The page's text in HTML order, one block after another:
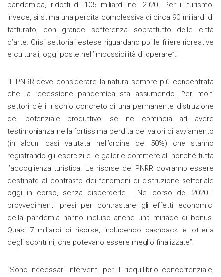
pandemica, ridotti di 105 miliardi nel 2020. Per il turismo,
invece, si stima una perdita complessiva di circa 90 miliardi di
fatturato, con grande sofferenza soprattutto delle città
d’arte. Crisi settoriali estese riguardano poi le filiere ricreative
e culturali, oggi poste nell’impossibilità di operare”.
“Il PNRR deve considerare la natura sempre più concentrata
che la recessione pandemica sta assumendo. Per molti
settori c’è il rischio concreto di una permanente distruzione
del potenziale produttivo: se ne comincia ad avere
testimonianza nella fortissima perdita dei valori di avviamento
(in alcuni casi valutata nell’ordine del 50%) che stanno
registrando gli esercizi e le gallerie commerciali nonché tutta
l’accoglienza turistica. Le risorse del PNRR dovranno essere
destinate al contrasto dei fenomeni di distruzione settoriale
oggi in corso, senza disperderle. Nel corso del 2020 i
provvedimenti presi per contrastare gli effetti economici
della pandemia hanno incluso anche una miriade di bonus.
Quasi 7 miliardi di risorse, includendo cashback e lotteria
degli scontrini, che potevano essere meglio finalizzate”.
“Sono necessari interventi per il riequilibrio concorrenziale,